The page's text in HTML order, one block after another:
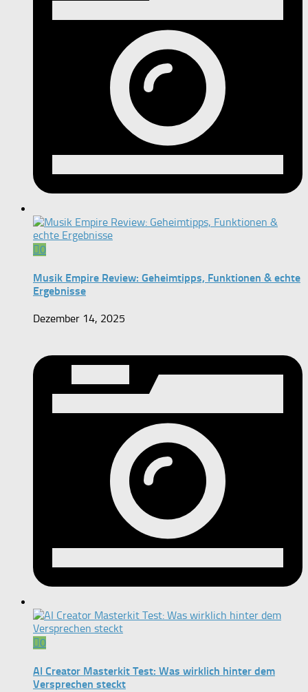
0
Musik Empire Review: Geheimtipps, Funktionen & echte
Ergebnisse
Dezember 14, 2025
0
AI Creator Masterkit Test: Was wirklich hinter dem
Versprechen steckt